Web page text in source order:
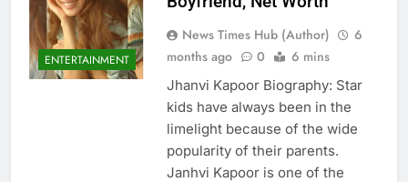
ENTERTAINMENT
News Times Hub (Author)
6
months ago
0 6 mins
Jhanvi Kapoor Biography: Star
kids have always been in the
limelight because of the wide
popularity of their parents.
Janhvi Kapoor is one of the